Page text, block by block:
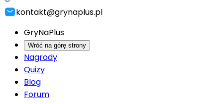
kontakt@grynaplus.pl
GryNaPlus
Wróć na górę strony
Nagrody
Quizy
Blog
Forum